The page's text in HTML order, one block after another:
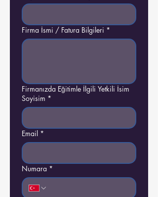
Firma İsmi / Fatura Bilgileri *
Firmanızda Eğitimle İlgili Yetkili İsim
Soyisim *
Email *
Numara *